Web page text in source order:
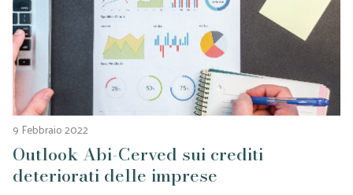
9 Febbraio 2022
Outlook Abi-Cerved sui crediti
deteriorati delle imprese